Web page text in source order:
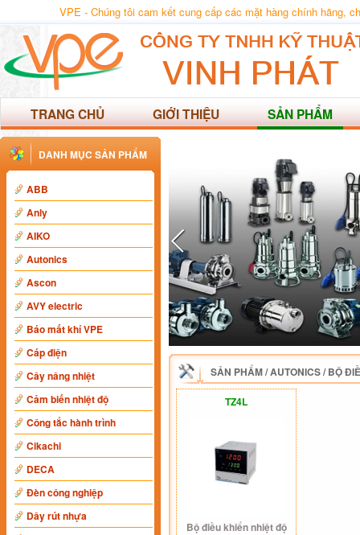
VPE - Chúng tôi cam kết cung cấp các mặt hàng chính hãng,
TRANG CHỦ GIỚI THIỆU SẢN PHẨM
DANH MỤC SẢN PHẨM
ABB
Anly
AIKO
Autonics
Ascon
AVY electric
Báo mất khí VPE
Cáp điện
Cây nâng nhiệt
Cảm biến nhiệt độ
Công tắc hành trình
Cikachi
DECA
Đèn công nghiệp
Dây rút nhựa
SẢN PHẨM/AUTONICS/BỘ
TZ4L
Bộ điều khiển nhiệt độ